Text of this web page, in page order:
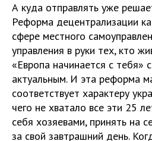
А куда отправлять уже
Реформа децентрализации
сфере местного
управления в руки тех, кто
«Европа начинается с тебя»
актуальным. И эта реформа
соответствует характеру
чего не хватало все эти 25
себя хозяевами, принять на
за свой завтрашний день.